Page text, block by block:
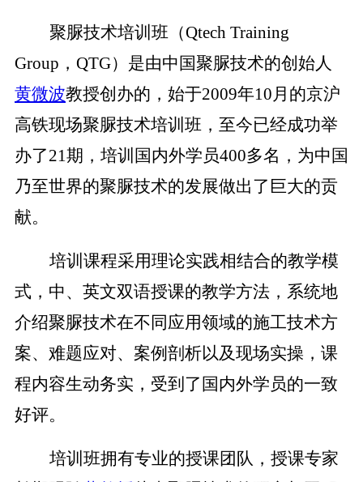
聚脲技术培训班（Qtech Training
Group ， QTG）是由中国聚脲技术的创始人
黄微波教授创办的，始于2009年10月的京沪
高铁现场聚脲技术培训班，至今已经成功举
办了21期，培训国内外学员400多名，为中国
乃至世界的聚脲技术的发展做出了巨大的贡
献。
培训课程采用理论实践相结合的教学模
式，中、英文双语授课的教学方法，系统地
介绍聚脲技术在不同应用领域的施工技术方
案、难题应对、案例剖析以及现场实操，课
程内容生动务实，受到了国内外学员的一致
好评。
培训班拥有专业的授课团队，授课专家